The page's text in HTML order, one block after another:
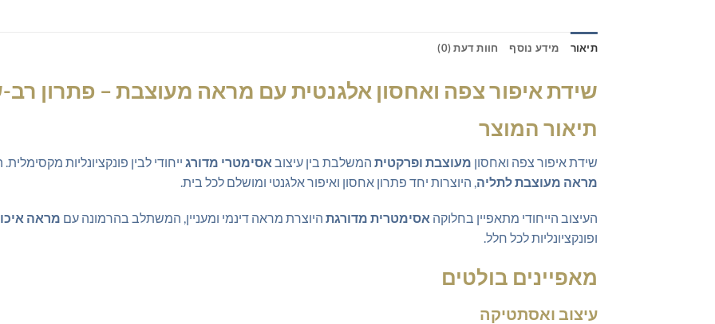
תיאור מידע נוסף חוות דעת (0)
שידת איפור צפה ואחסון אלגנטית עם מראה מעוצבת– פתרון
תיאור המוצר
שידת איפור צפה ואחסון מעוצבת ופרקטית המשלבת בין עיצוב אסימטרי מדורג ייחודי לבין פונקציונליות
מראה מעוצבת לתליה , היוצרות יחד פתרון אחסון ואיפור אלגנטי ומושלם לכל בית.
העיצוב הייחודי מתאפיין בחלוקה אסימטרית מדורגת היוצרת מראה דינמי ומעניין, המשתלב בהרמונה עם מראה
ופונקציונליות לכל חלל.
מאפיינים בולטים
עיצוב ואסתטיקה